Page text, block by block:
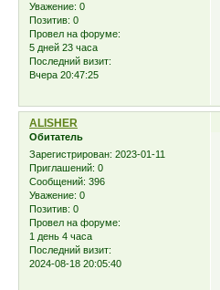
Уважение: 0
Позитив: 0
Провел на форуме:
5 дней 23 часа
Последний визит:
Вчера 20:47:25
ALISHER
Обитатель
Зарегистрирован: 2023-01-11
Приглашений: 0
Сообщений: 396
Уважение: 0
Позитив: 0
Провел на форуме:
1 день 4 часа
Последний визит:
2024-08-18 20:05:40